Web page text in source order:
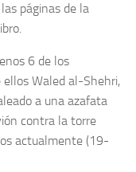
páginas de la
6 de los
ellos Waled al-Shehri,
a una azafata
contra la torre
actualmente (19-